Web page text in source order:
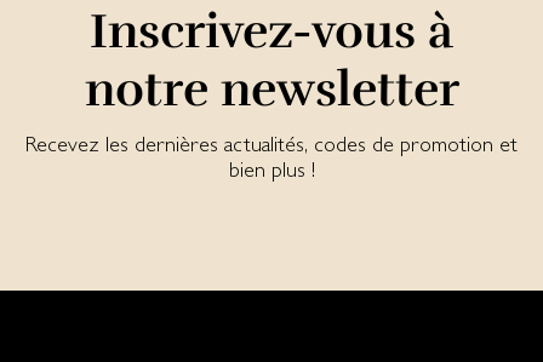
Inscrivez-vous à
notre newsletter
Recevez les dernières actualités, codes de promotion et
bien plus !